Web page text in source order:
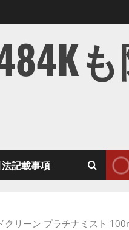
記載事項
クリーン プラチナミスト